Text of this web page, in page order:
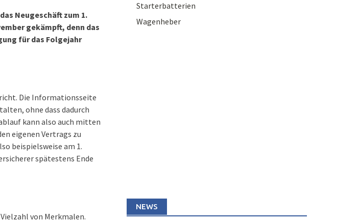
Neugeschäft zum 1.
gekämpft, denn das
für das Folgejahr
Die Informationsseite
ohne dass dadurch
kann also auch mitten
eigenen Vertrags zu
beispielsweise am 1.
spätestens Ende
von Merkmalen.
Starterbatterien
Wagenheber
NEWS